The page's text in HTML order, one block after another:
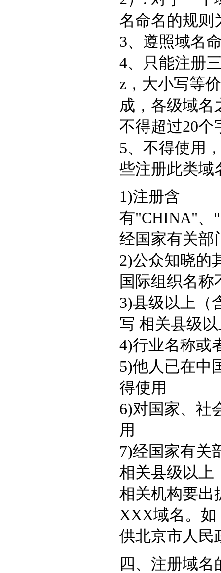
名命名的规则
3、遵照域名
4、只能注册
z，大小写等
成，各级域名
不得超过20个
5、不得使用
些注册此类域
1)注册含
有"CHINA"、
经国家有关部
2)公众知晓的
国际组织名称
3)县级以上（
写 相关县级
4)行业名称或
5)他人已在中
得使用
6)对国家、社
用
7)经国家有关
相关县级以上
相关机构要出
XXX域名。如
供北京市人民
四、注册域名